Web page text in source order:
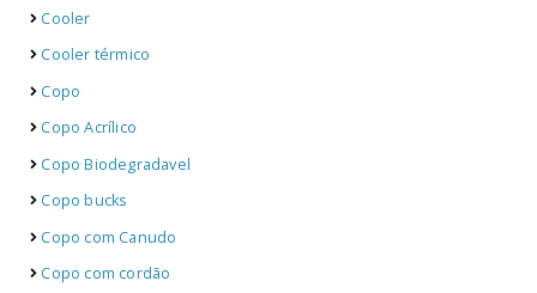
Cooler
Cooler térmico
Copo
Copo Acrílico
Copo Biodegradavel
Copo bucks
Copo com Canudo
Copo com cordão